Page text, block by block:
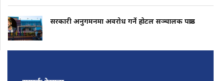
सरकारी अनुगमनमा अवरोध गर्ने होटल सञ्चालक पक्राउ